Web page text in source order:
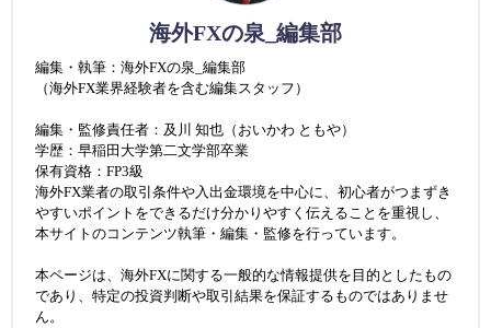
海外FXの泉_編集部
編集・執筆：海外FXの泉_編集部
（海外FX業界経験者を含む編集スタッフ）
編集・監修責任者：及川 知也（おいかわ ともや）
学歴：早稲田大学第二文学部卒業
保有資格：FP3級
海外FX業者の取引条件や入出金環境を中心に、初心者がつまずき
やすいポイントをできるだけ分かりやすく伝えることを重視し、
本サイトのコンテンツ執筆・編集・監修を行っています。
本ページは、海外FXに関する一般的な情報提供を目的としたもの
であり、特定の投資判断や取引結果を保証するものではありませ
ん。